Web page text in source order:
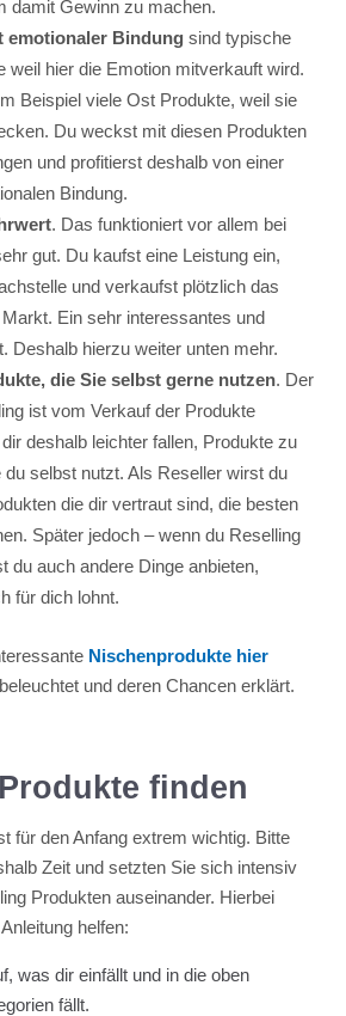
damit Gewinn zu machen.
emotionaler Bindungsind typische
weil hier die Emotion mitverkauft wird.
Beispiel viele Ost Produkte, weil sie
Du weckst mit diesen Produkten
und profitierst deshalb von einer
Bindung.
. Das funktioniert vor allem bei
gut. Du kaufst eine Leistung ein,
und verkaufst plötzlich das
Ein sehr interessantes und
Deshalb hierzu weiter unten mehr.
die Sie selbst gerne nutzen. Der
ist vom Verkauf der Produkte
deshalb leichter fallen, Produkte zu
selbst nutzt. Als Reseller wirst du
die dir vertraut sind, die besten
Später jedoch – wenn du Reselling
du auch andere Dinge anbieten,
für dich lohnt.
Nischenprodukte hier
und deren Chancen erklärt.
finden
für den Anfang extrem wichtig. Bitte
Zeit und setzten Sie sich intensiv
Produkten auseinander. Hierbei
helfen:
was dir einfällt und in die oben
fällt.